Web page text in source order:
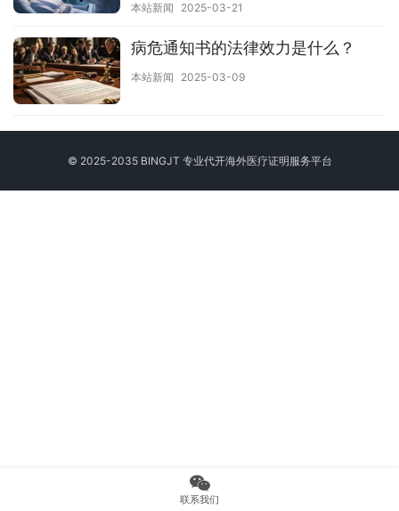
本站新闻 2025-03-21
病危通知书的法律效力是什么？
本站新闻 2025-03-09
© 2025-2035 BINGJT 专业代开海外医疗证明服务平台
联系我们